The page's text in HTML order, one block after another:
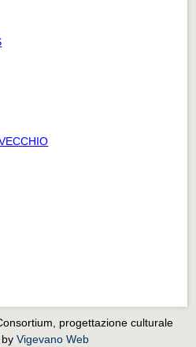
progettazione culturale
Vigevano Web